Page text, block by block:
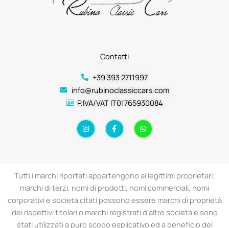
Contatti
+39 393 2711997
info@rubinoclassiccars.com
P.IVA/VAT IT01765930084
I
n
s
a
m
F
a
c
k
-
f
W
h
a
p
Tutti i marchi riportati appartengono ai legittimi proprietari;
marchi di terzi, nomi di prodotti, nomi commerciali, nomi
corporativi e società citati possono essere marchi di proprietà
dei rispettivi titolari o marchi registrati d’altre società e sono
stati utilizzati a puro scopo esplicativo ed a beneficio del